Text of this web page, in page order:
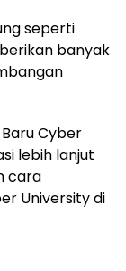
seperti
banyak
Cyber
lebih lanjut
cara
University di